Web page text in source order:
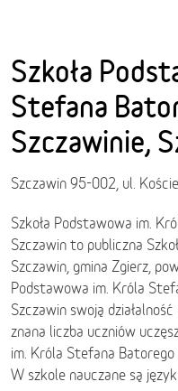
Szkoła
Stefana
Szczawinie,
Szczawin 95-002, ul.
Szkoła Podstawowa im.
Szczawin to publiczna
Szczawin, gmina Zgierz,
Podstawowa im. Króla
Szczawin swoją
znana liczba uczniów
im. Króla Stefana
W szkole nauczane są